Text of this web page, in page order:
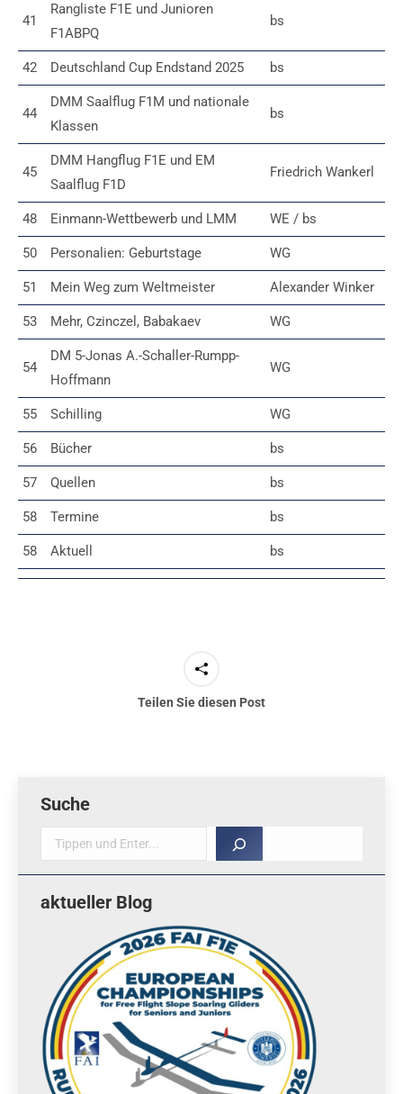
41
Rangliste F1E und Junioren
F1ABPQ
bs
42 Deutschland Cup Endstand 2025 bs
44
DMM Saalflug F1M und nationale
Klassen
bs
45
DMM Hangflug F1E und EM
Saalflug F1D
Friedrich Wankerl
48 Einmann-Wettbewerb und LMM WE / bs
50 Personalien: Geburtstage WG
51 Mein Weg zum Weltmeister Alexander Winker
53 Mehr, Czinczel, Babakaev WG
54
DM 5-Jonas A.-Schaller-Rumpp-
Hoffmann
WG
55 Schilling WG
56 Bücher bs
57 Quellen bs
58 Termine bs
58 Aktuell bs
Teilen Sie diesen Post
Suche
Suche
aktueller Blog